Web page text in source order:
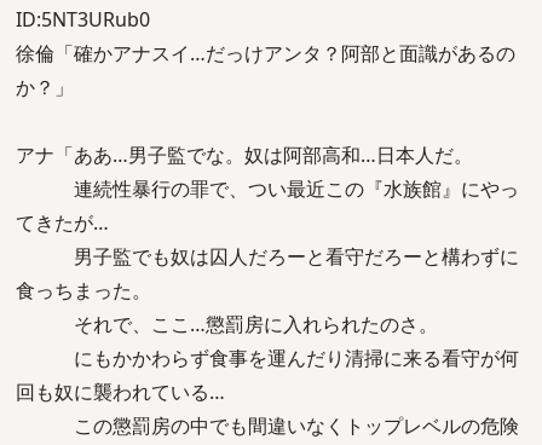
ID:5NT3URub0
徐倫「確かアナスイ…だっけアンタ？阿部と面識があるの
か？」
アナ「ああ…男子監でな。奴は阿部高和…日本人だ。
連続性暴行の罪で、つい最近この『水族館』にやっ
てきたが…
男子監でも奴は囚人だろーと看守だろーと構わずに
食っちまった。
それで、ここ…懲罰房に入れられたのさ。
にもかかわらず食事を運んだり清掃に来る看守が何
回も奴に襲われている…
この懲罰房の中でも間違いなくトップレベルの危険